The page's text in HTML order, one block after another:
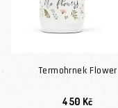
Termohrnek Flower
450 Kč